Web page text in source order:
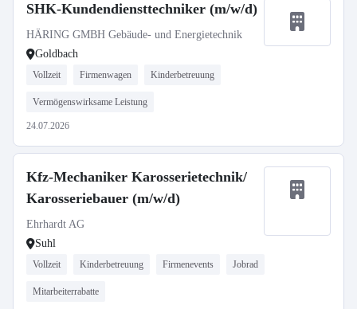
SHK-Kundendiensttechniker (m/w/d)
HÄRING GMBH Gebäude- und Energietechnik
Goldbach
Vollzeit Firmenwagen Kinderbetreuung
Vermögenswirksame Leistung
24.07.2026
Kfz-Mechaniker Karosserietechnik/
Karosseriebauer (m/w/d)
Ehrhardt AG
Suhl
Vollzeit Kinderbetreuung Firmenevents Jobrad
Mitarbeiterrabatte